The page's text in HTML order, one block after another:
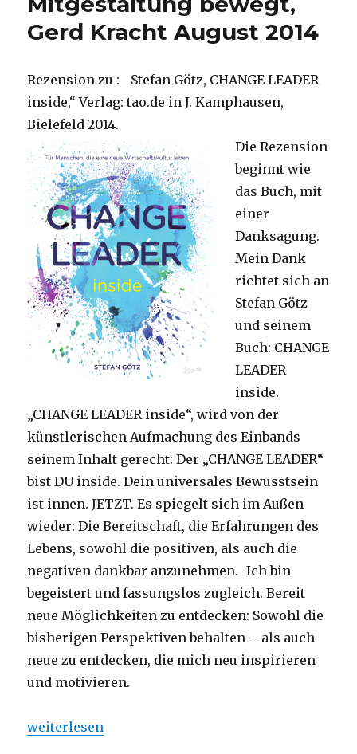
Gerd Kracht August 2014
Rezension zu : Stefan Götz, CHANGE LEADER
inside,“ Verlag: tao.de in J. Kamphausen,
Bielefeld 2014.
Die Rezension
beginnt wie
das Buch, mit
einer
Danksagung.
Mein Dank
richtet sich an
Stefan Götz
und seinem
Buch: CHANGE
LEADER
inside.
„CHANGE LEADER inside“, wird von der
künstlerischen Aufmachung des Einbands
seinem Inhalt gerecht: Der „CHANGE LEADER“
bist DU inside. Dein universales Bewusstsein
ist innen. JETZT. Es spiegelt sich im Außen
wieder: Die Bereitschaft, die Erfahrungen des
Lebens, sowohl die positiven, als auch die
negativen dankbar anzunehmen. Ich bin
begeistert und fassungslos zugleich. Bereit
neue Möglichkeiten zu entdecken: Sowohl die
bisherigen Perspektiven behalten – als auch
neue zu entdecken, die mich neu inspirieren
und motivieren.
„Von der Verwandlung zur Mitgestaltung bewegt,
weiterlesen